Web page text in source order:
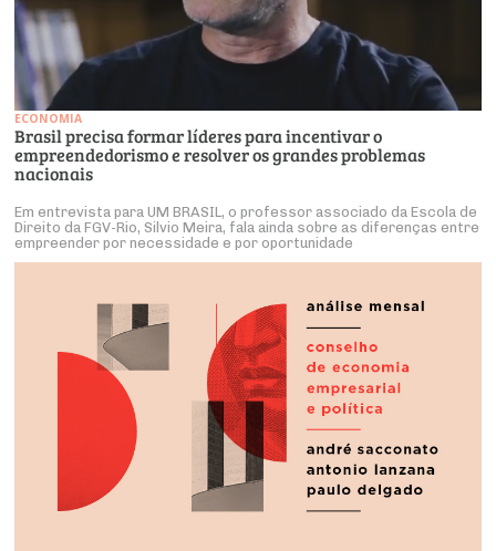
ECONOMIA
Brasil precisa formar líderes para incentivar o
empreendedorismo e resolver os grandes problemas
nacionais
Em entrevista para UM BRASIL, o professor associado da Escola de
Direito da FGV-Rio, Silvio Meira, fala ainda sobre as diferenças entre
empreender por necessidade e por oportunidade